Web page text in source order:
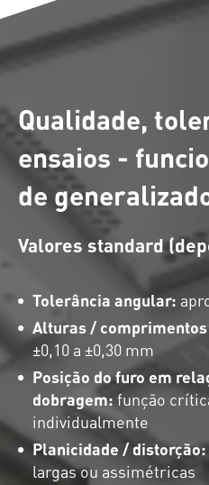
Qualidade,
ensaios -
de
Valores standard
Tolerância angular:
Alturas /
±0,10 a ±0,30 mm
Posição do furo em
dobragem: função
individualmente
Planicidade / distorção:
largas ou assimétricas